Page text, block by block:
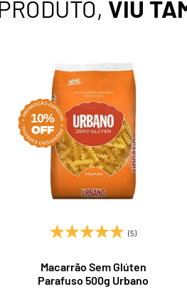
VIU
10%
(5)
Macarrão Sem Glúten
Parafuso 500g Urbano